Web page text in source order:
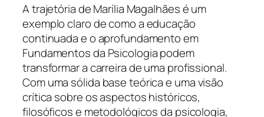
A trajetória de Marília Magalhães é um
exemplo claro de como a educação
continuada e o aprofundamento em
Fundamentos da Psicologia podem
transformar a carreira de uma profissional.
Com uma sólida base teórica e uma visão
crítica sobre os aspectos históricos,
filosóficos e metodológicos da psicologia,